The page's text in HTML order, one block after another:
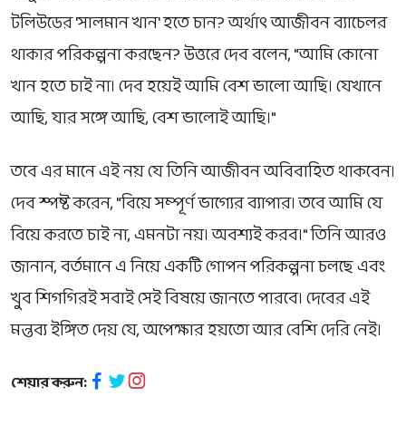
টলিউডের 'সালমান খান' হতে চান? অর্থাৎ আজীবন ব্যাচেলর
থাকার পরিকল্পনা করছেন? উত্তরে দেব বলেন, "আমি কোনো
খান হতে চাই না। দেব হয়েই আমি বেশ ভালো আছি। যেখানে
আছি, যার সঙ্গে আছি, বেশ ভালোই আছি।"
তবে এর মানে এই নয় যে তিনি আজীবন অবিবাহিত থাকবেন।
দেব স্পষ্ট করেন, "বিয়ে সম্পূর্ণ ভাগ্যের ব্যাপার। তবে আমি যে
বিয়ে করতে চাই না, এমনটা নয়। অবশ্যই করব।" তিনি আরও
জানান, বর্তমানে এ নিয়ে একটি গোপন পরিকল্পনা চলছে এবং
খুব শিগগিরই সবাই সেই বিষয়ে জানতে পারবে। দেবের এই
মন্তব্য ইঙ্গিত দেয় যে, অপেক্ষার হয়তো আর বেশি দেরি নেই।
শেয়ার করুন: